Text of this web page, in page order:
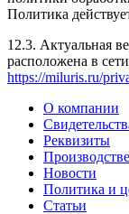
Политика
12.3. Актуальная
расположена в
https://miluris.ru/
О компании
Реквизиты
Новости
Политика и
Статьи